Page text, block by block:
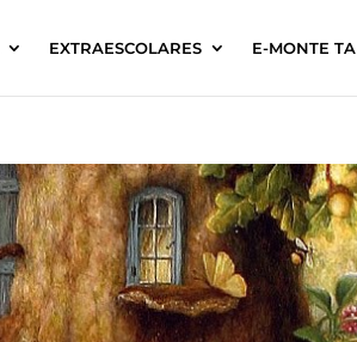
EXTRAESCOLARES E-MONTE